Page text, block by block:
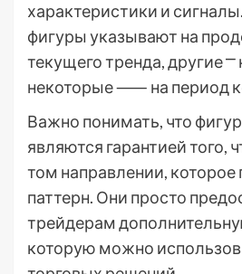
характеристики и
фигуры указывают на
текущего тренда, другие ⎻
некоторые ⸺ на период
Важно понимать, что
являются гарантией того,
том направлении, которое
паттерн. Они просто
трейдерам
которую можно